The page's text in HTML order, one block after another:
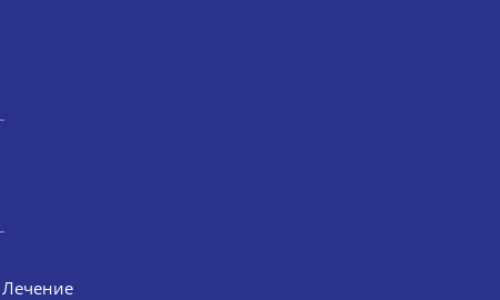
Лечение